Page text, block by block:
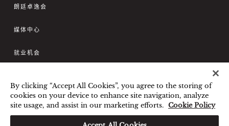
朗廷卓逸会
媒体中心
就业机会
最优惠房价保证 条款和细则 隐私政策
By clicking “Accept All Cookies”, you agree to the storing of
cookies on your device to enhance site navigation, analyze
site usage, and assist in our marketing efforts. Cookie Policy